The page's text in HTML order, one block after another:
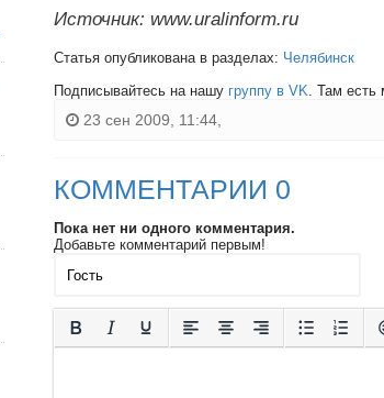
Источник: www.uralinform.ru
Статья опубликована в разделах: Челябинск
Подписывайтесь на нашу группу в VK. Там есть
23 сен 2009, 11:44,
КОММЕНТАРИИ 0
Пока нет ни одного комментария.
Добавьте комментарий первым!